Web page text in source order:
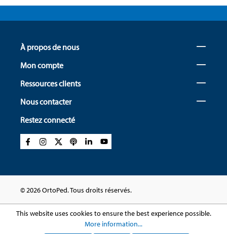
À propos de nous
Mon compte
Ressources clients
Nous contacter
Restez connecté
© 2026 OrtoPed. Tous droits réservés.
This website uses cookies to ensure the best experience possible.
More information...